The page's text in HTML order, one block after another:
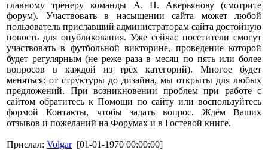
главному тренеру команды А. Н. Аверьянову (смотрите
форум). Участвовать в насыщении сайта может любой
пользователь приславший администраторам сайта достойную
новость для опубликования. Уже сейчас посетители смогут
участвовать в футбольной викторине, проведение которой
будет регулярным (не реже раза в месяц по пять или более
вопросов в каждой из трёх категорий). Многое будет
меняться: от структуры до дизайна, мы открыты для любых
предложений. При возникновении проблем при работе с
сайтом обратитесь к Помощи по сайту или воспользуйтесь
формой Контакты, чтобы задать вопрос. Ждём Ваших
отзывов и пожеланий на Форумах и в Гостевой книге.
Прислал: Volgar [01-01-1970 00:00:00]